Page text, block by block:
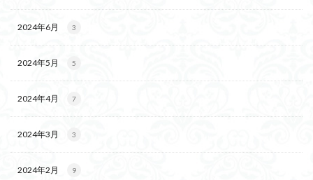
2024年6月 3
2024年5月 5
2024年4月 7
2024年3月 3
2024年2月 9